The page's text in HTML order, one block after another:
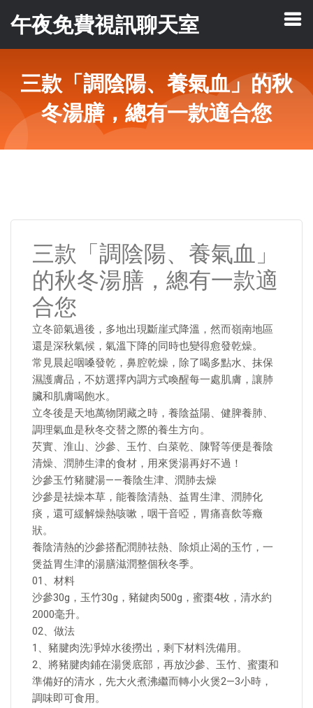
午夜免費視訊聊天室
三款「調陰陽、養氣血」的秋
冬湯膳，總有一款適合您
三款「調陰陽、養氣血」
的秋冬湯膳，總有一款適
合您
立冬節氣過後，多地出現斷崖式降溫，然而嶺南地區
還是深秋氣候，氣溫下降的同時也變得愈發乾燥。
常見晨起咽嗓發乾，鼻腔乾燥，除了喝多點水、抹保
濕護膚品，不妨選擇內調方式喚醒每一處肌膚，讓肺
臟和肌膚喝飽水。
立冬後是天地萬物閉藏之時，養陰益陽、健脾養肺、
調理氣血是秋冬交替之際的養生方向。
芡實、淮山、沙參、玉竹、白菜乾、陳腎等便是養陰
清燥、潤肺生津的食材，用來煲湯再好不過！
沙參玉竹豬腱湯——養陰生津、潤肺去燥
沙參是祛燥本草，能養陰清熱、益胃生津、潤肺化
痰，還可緩解燥熱咳嗽，咽干音啞，胃痛喜飲等癥
狀。
養陰清熱的沙參搭配潤肺祛熱、除煩止渴的玉竹，一
煲益胃生津的湯膳滋潤整個秋冬季。
01、材料
沙參30g，玉竹30g，豬鍵肉500g，蜜棗4枚，清水約
2000毫升。
02、做法
1、豬腱肉洗凈焯水後撈出，剩下材料洗備用。
2、將豬腱肉鋪在湯煲底部，再放沙參、玉竹、蜜棗和
準備好的清水，先大火煮沸繼而轉小火煲2—3小時，
調味即可食用。